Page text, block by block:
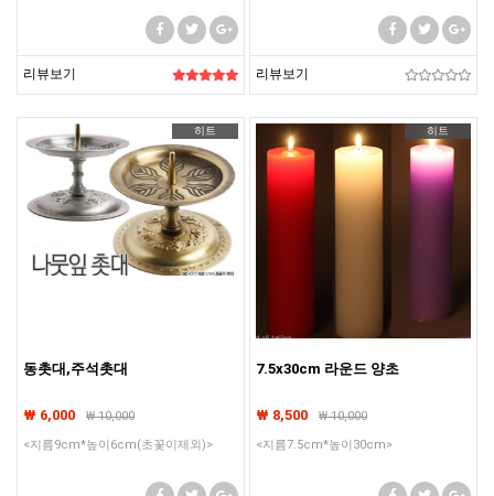
리뷰보기 리뷰보기
히트
동촛대,주석촛대
₩ 6,000 ₩10,000
<지름9cm*높이6cm(초꽃이제외)>
히트
7.5x30cm 라운드 양초
₩ 8,500 ₩10,000
<지름7.5cm*높이30cm>